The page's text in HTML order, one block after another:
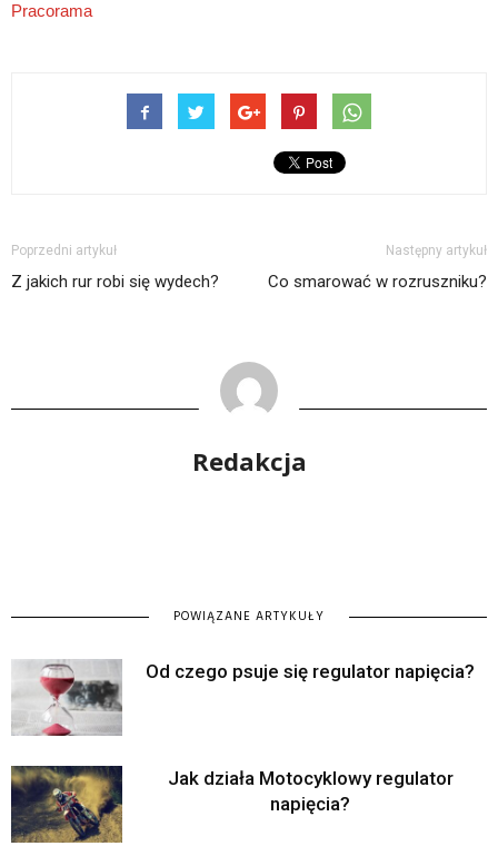
Pracorama
Poprzedni artykuł
Z jakich rur robi się wydech?
Następny artykuł
Co smarować w rozruszniku?
Redakcja
POWIĄZANE ARTYKUŁY
Od czego psuje się regulator napięcia?
Jak działa Motocyklowy regulator
napięcia?